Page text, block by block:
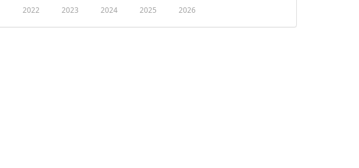
2022 2023 2024 2025 2026